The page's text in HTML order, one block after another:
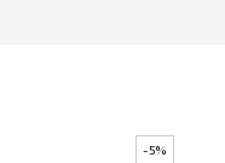
-5%